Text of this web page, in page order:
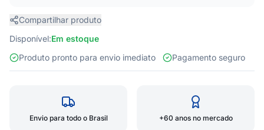
Compartilhar produto
Disponível:Em estoque
Produto pronto para envio imediato
Pagamento seguro
Envio para todo o Brasil +60 anos no mercado